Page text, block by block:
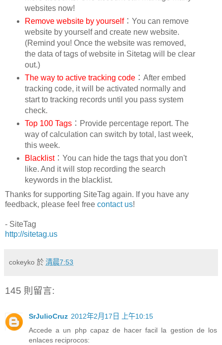
websites now!
Remove website by yourself：You can remove
website by yourself and create new website.
(Remind you! Once the website was removed,
the data of tags of website in Sitetag will be clear
out.)
The way to active tracking code：After embed
tracking code, it will be activated normally and
start to tracking records until you pass system
check.
Top 100 Tags：Provide percentage report. The
way of calculation can switch by total, last week,
this week.
Blacklist：You can hide the tags that you don't
like. And it will stop recording the search
keywords in the blacklist.
Thanks for supporting SiteTag again. If you have any
feedback, please feel free contact us!
- SiteTag
http://sitetag.us
cokeyko 於 清晨7:53
145 則留言:
SrJulioCruz 2012年2月17日 上午10:15
Accede a un php capaz de hacer facil la gestion de los
enlaces reciprocos: